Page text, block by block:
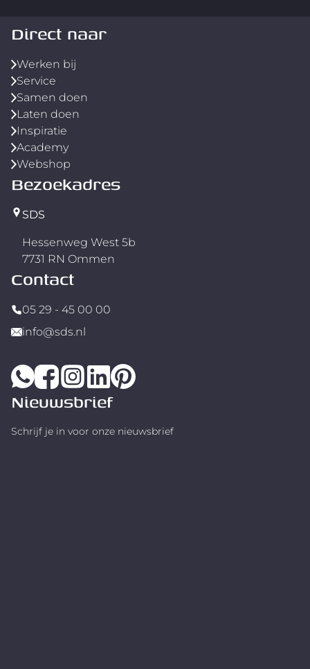
Direct naar
Werken bij
Service
Samen doen
Laten doen
Inspiratie
Academy
Webshop
Bezoekadres
SDS
Hessenweg West 5b
7731 RN Ommen
Contact
05 29 - 45 00 00
info@sds.nl
Nieuwsbrief
Schrijf je in voor onze nieuwsbrief